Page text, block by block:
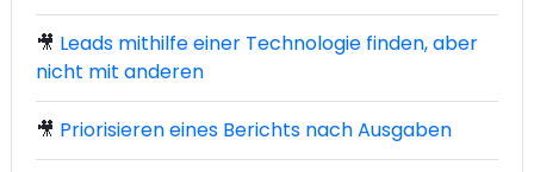
🎥 Leads mithilfe einer Technologie finden, aber
nicht mit anderen
🎥 Priorisieren eines Berichts nach Ausgaben